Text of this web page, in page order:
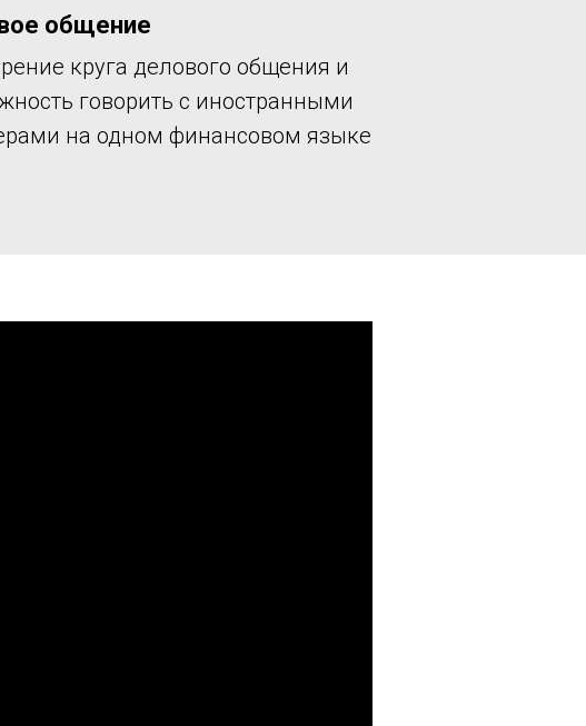
общение
круга делового общения и
говорить с иностранными
на одном финансовом языке